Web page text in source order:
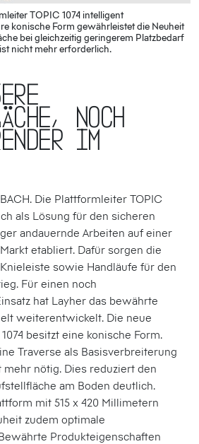
TOPIC 1074 intelligent
konische Form gewährleistet die Neuheit
bei gleichzeitig geringerem Platzbedarf
nicht mehr erforderlich.
noch
im
Die Plattformleiter TOPIC
als Lösung für den sicheren
andauernde Arbeiten auf einer
etabliert. Dafür sorgen die
sowie Handläufe für den
Für einen noch
hat Layher das bewährte
weiterentwickelt. Die neue
besitzt eine konische Form.
Traverse als Basisverbreiterung
nötig. Dies reduziert den
am Boden deutlich.
mit 515 x 420 Millimetern
zudem optimale
Produkteigenschaften